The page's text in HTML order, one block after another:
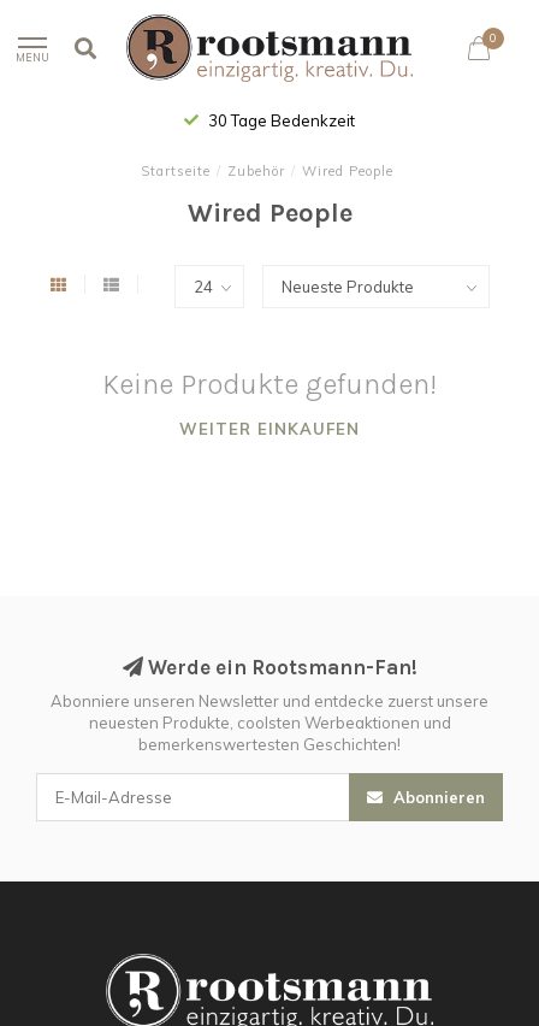
MENU
0
30 Tage Bedenkzeit
Startseite / Zubehör / Wired People
Wired People
Keine Produkte gefunden!
WEITER EINKAUFEN
Werde ein Rootsmann-Fan!
Abonniere unseren Newsletter und entdecke zuerst unsere
neuesten Produkte, coolsten Werbeaktionen und
bemerkenswertesten Geschichten!
Abonnieren